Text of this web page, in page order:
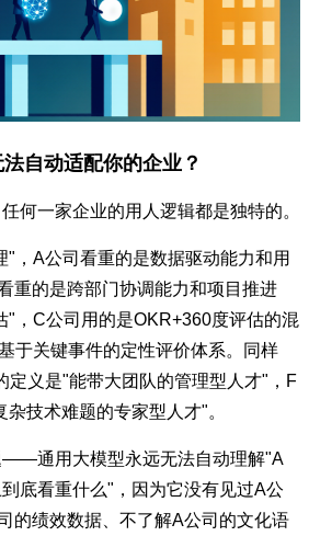
自动适配你的企业？
何一家企业的用人逻辑都是独特的。
"，A公司看重的是数据驱动能力和用
重的是跨部门协调能力和项目推进
"，C公司用的是OKR+360度评估的混
于关键事件的定性评价体系。同样
定义是"能带大团队的管理型人才"，F
技术难题的专家型人才"。
——通用大模型永远无法自动理解"A
底看重什么"，因为它没有见过A公
的绩效数据、不了解A公司的文化语